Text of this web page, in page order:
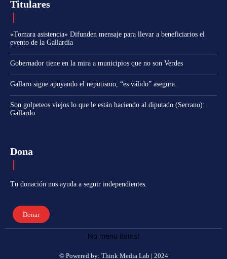
Titulares
«Tomara asistencia» Difunden mensaje para llevar a beneficiarios el
evento de la Gallardía
Gobernador tiene en la mira a municipios que no son Verdes
Gallaro sigue apoyando el nepotismo, “es válido” asegura.
Son golpeteos viejos lo que le están haciendo al diputado (Serrano):
Gallardo
Dona
Tu donación nos ayuda a seguir independientes.
Donar
No menu items!
© Powered by: Think Media Lab | 2024